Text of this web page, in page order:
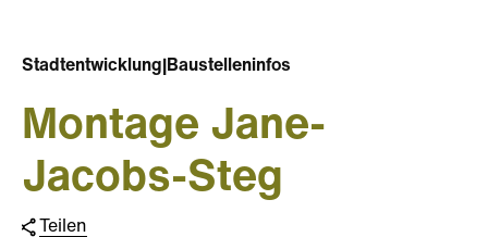
Stadtentwicklung Baustelleninfos
Montage Jane-
Jacobs-Steg
Teilen